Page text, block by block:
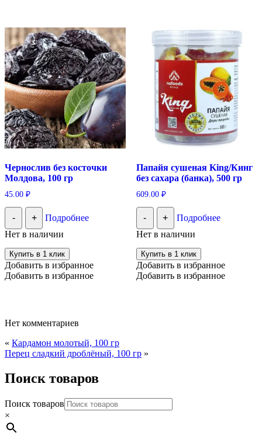
Чернослив без косточки
Молдова, 100 гр
45.00 ₽
- +
Подробнее
Нет в наличии
Купить в 1 клик
Добавить в избранное
Добавить в избранное
Папайя сушеная King/Кинг
без сахара (банка), 500 гр
609.00 ₽
- +
Подробнее
Нет в наличии
Купить в 1 клик
Добавить в избранное
Добавить в избранное
Нет комментариев
« Кардамон молотый, 100 гр
Перец сладкий дроблёный, 100 гр »
Поиск товаров
Поиск товаров
×